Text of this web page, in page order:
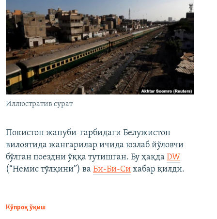
Иллюстратив сурат
Покистон жануби-ғарбидаги Белужистон
вилоятида жангарилар ичида юзлаб йўловчи
бўлган поездни ўққа тутишган. Бу ҳақда DW
(“Немис тўлқини”) ва Би-Би-Си хабар қилди.
Кўпроқ ўқиш